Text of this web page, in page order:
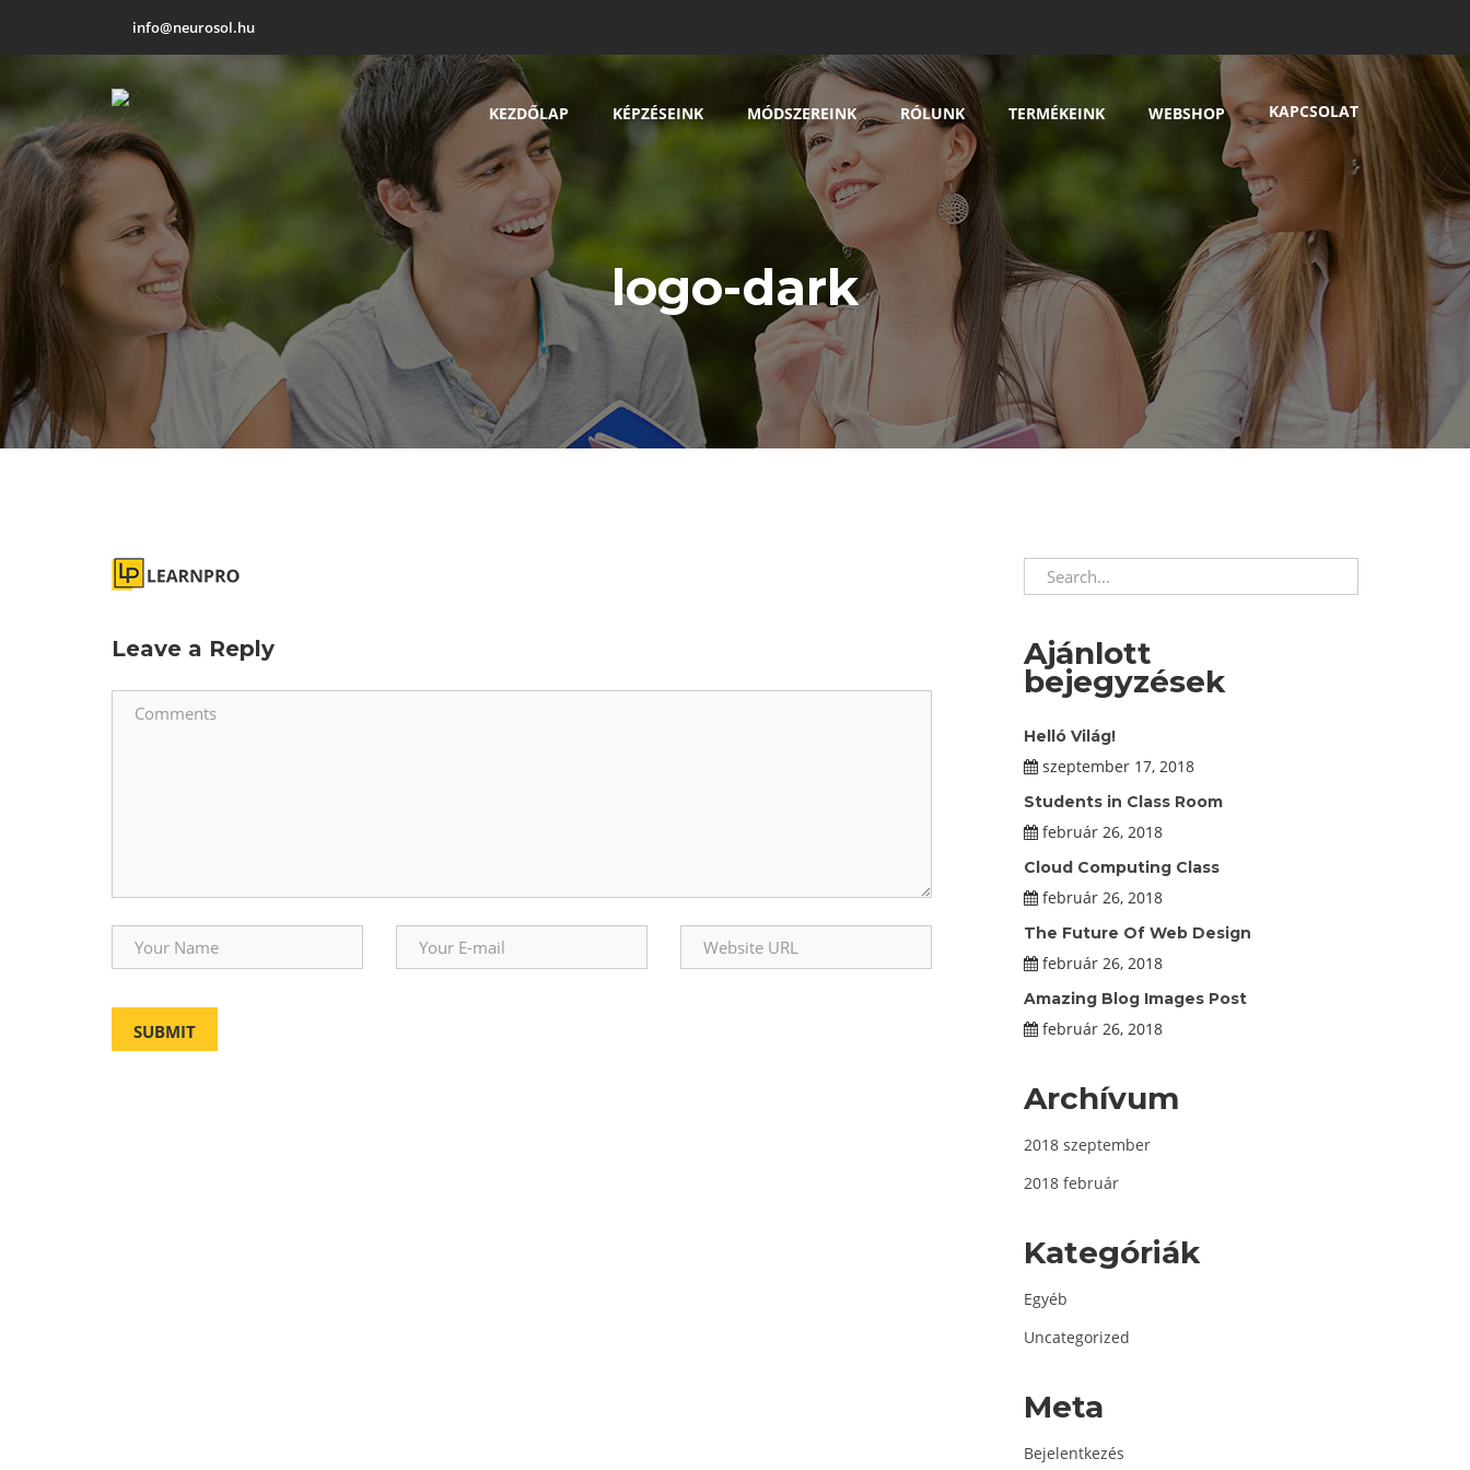
info@neurosol.hu
KEZDŐLAP KÉPZÉSEINK MÓDSZEREINK RÓLUNK TERMÉKEINK WEBSHOP KAPCSOLAT
logo-dark
Leave a Reply Ajánlott
bejegyzések
Helló Világ!
szeptember 17, 2018
Students in Class Room
február 26, 2018
Cloud Computing Class
február 26, 2018
The Future Of Web Design
február 26, 2018
Amazing Blog Images Post
február 26, 2018
Archívum
2018 szeptember
2018 február
Kategóriák
Egyéb
Uncategorized
Meta
Bejelentkezés